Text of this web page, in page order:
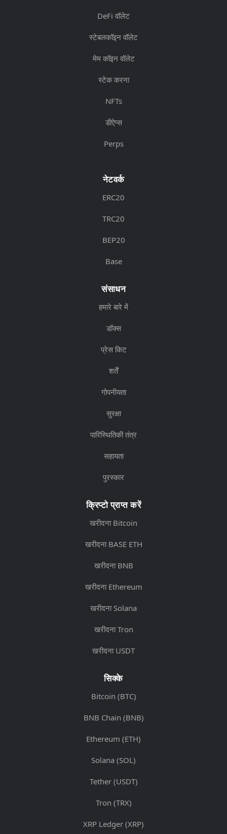
DeFi वॉलेट
स्टेबलकॉइन वॉलेट
मेम कॉइन वॉलेट
स्टेक करना
NFTs
डीऐप्स
Perps
नेटवर्क
ERC20
TRC20
BEP20
Base
संसाधन
हमारे बारे में
डॉक्स
प्रेस किट
शर्तें
गोपनीयता
सुरक्षा
पारिस्थितिकी तंत्र
सहायता
पुरस्कार
क्रिप्टो प्राप्त करें
खरीदना Bitcoin
खरीदना BASE ETH
खरीदना BNB
खरीदना Ethereum
खरीदना Solana
खरीदना Tron
खरीदना USDT
सिक्के
Bitcoin (BTC)
BNB Chain (BNB)
Ethereum (ETH)
Solana (SOL)
Tether (USDT)
Tron (TRX)
XRP Ledger (XRP)